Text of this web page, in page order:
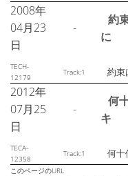
2008年
04月23
日
-
約
に
TECH-
12179
Track:1 約束
2012年
07月25
日
-
何
キ
TECA-
12358
Track:1 何十
このページのURL